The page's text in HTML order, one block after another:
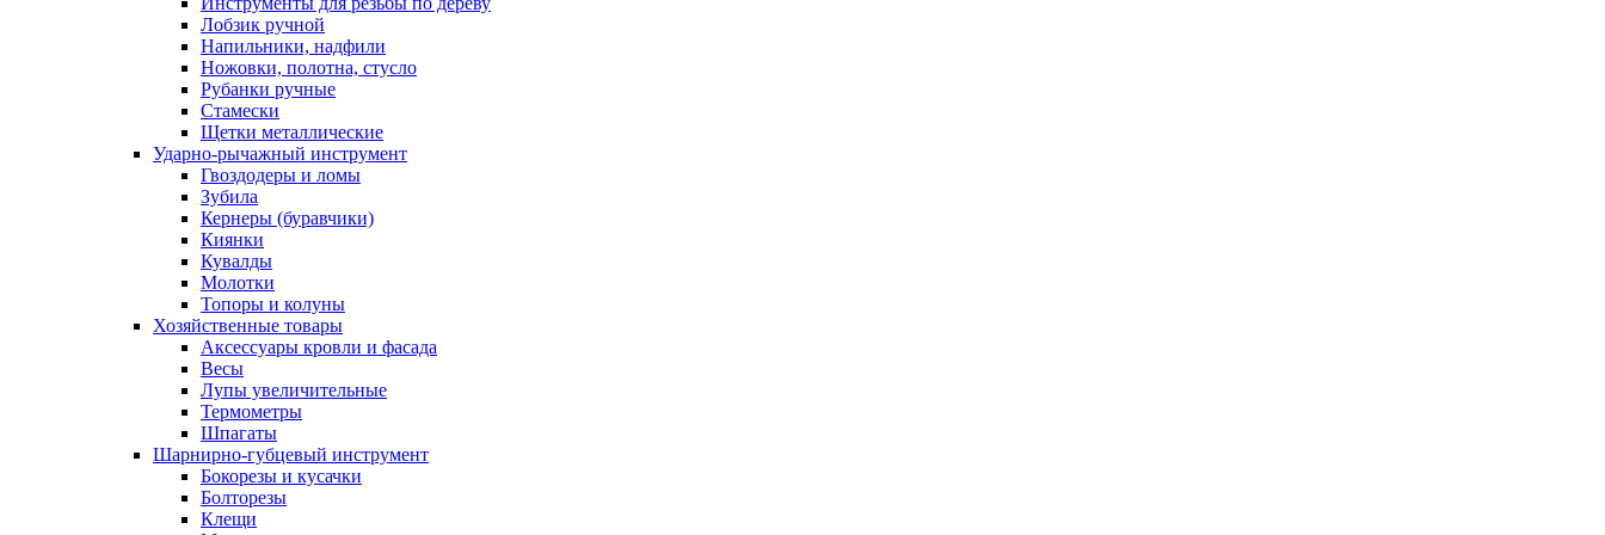
Лобзик ручной
Напильники, надфили
Ножовки, полотна, стусло
Рубанки ручные
Стамески
Щетки металлические
Ударно-рычажный инструмент
Гвоздодеры и ломы
Зубила
Кернеры (буравчики)
Киянки
Кувалды
Молотки
Топоры и колуны
Хозяйственные товары
Аксессуары кровли и фасада
Весы
Лупы увеличительные
Термометры
Шпагаты
Шарнирно-губцевый инструмент
Бокорезы и кусачки
Болторезы
Клещи